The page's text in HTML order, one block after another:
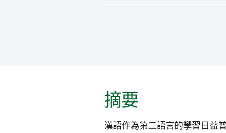
摘要
漢語作為第二語言的學習日益